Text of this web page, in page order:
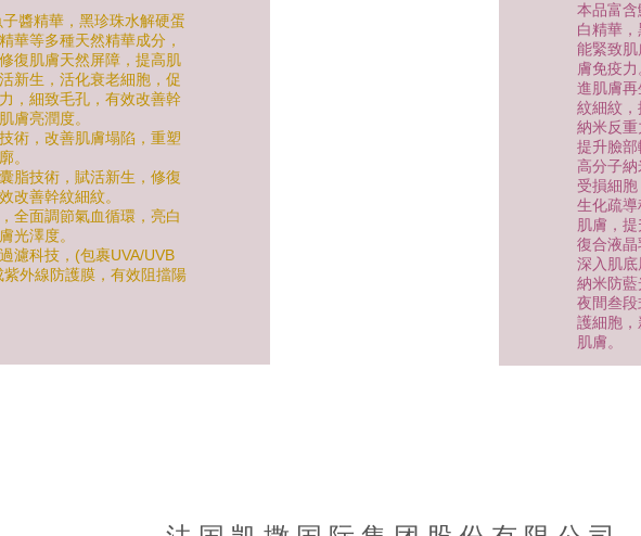
醬精華，黑珍珠水解硬蛋
華等多種天然精華成分，
復肌膚天然屏障，提高肌
新生，活化衰老細胞，促
，細致毛孔，有效改善幹
膚亮潤度。
術，改善肌膚塌陷，重塑
。
脂技術，賦活新生，修復
改善幹紋細紋。
全面調節氣血循環，亮白
光澤度。
濾科技，(包裹UVA/UVB
紫外線防護膜，有效阻擋陽
本品富
白精華
能緊致
膚免疫
進肌膚
紋細紋
納米反
提升臉
高分子
受損細
生化疏
肌膚，
復合液
深 入肌
納米防
夜間叁
護細胞
肌膚。